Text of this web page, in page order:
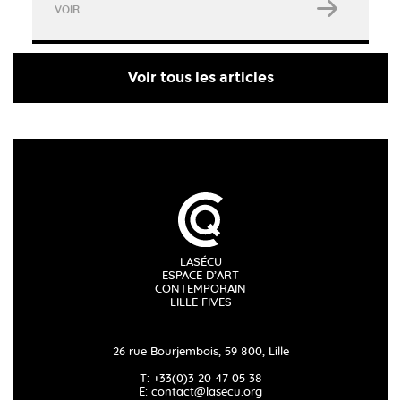
VOIR
Voir tous les articles
LASÉCU
ESPACE D’ART
CONTEMPORAIN
LILLE FIVES
26 rue Bourjembois, 59 800, Lille
T: +33(0)3 20 47 05 38
E: contact@lasecu.org